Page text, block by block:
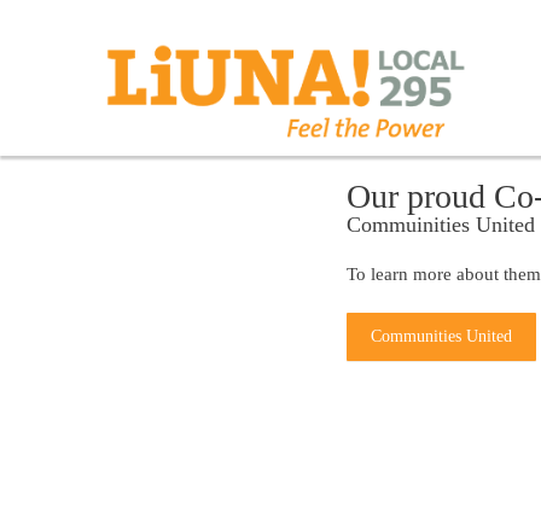
Our proud
Commuinities United
To learn more about
Communities United